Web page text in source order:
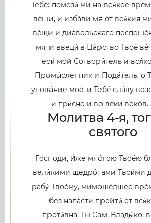
Тебé: помози́ ми на вся́кое
вéщи, и избáви мя от вся́кия
вéщи и диáвольскаго
мя, и введи́ в Цáрство Твоé
еси́ мой Сотвори́тель и
Промы́сленник и Подáтель, о
уповáние моé, и Тебé слáву
и при́сно и во вéки векóв.
Молитва 4-я,
святого
Гóсподи, И́же мнóгою Твоéю
вели́кими щедрóтами Твои́ми
рабу́ Твоéму, мимошéдшее
без напáсти прейти́ от
проти́вна; Ты Сам, Влады́ко,